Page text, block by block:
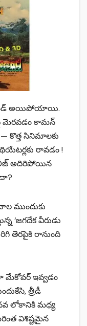
ట్రెండ్ అయిపోయాయి.
మెరవడం కామన్‌
కొత్త సినిమాలకు
థియేటర్లకు రావడం !
అదిరిపోయిన
ముందుకు
‘జగదేక వీరుడు
తెరపైకి రానుంది
మేకోవర్ ఇవ్వడం
త్రీడీ
లోకానికి మధ్య
విశిష్టమైన